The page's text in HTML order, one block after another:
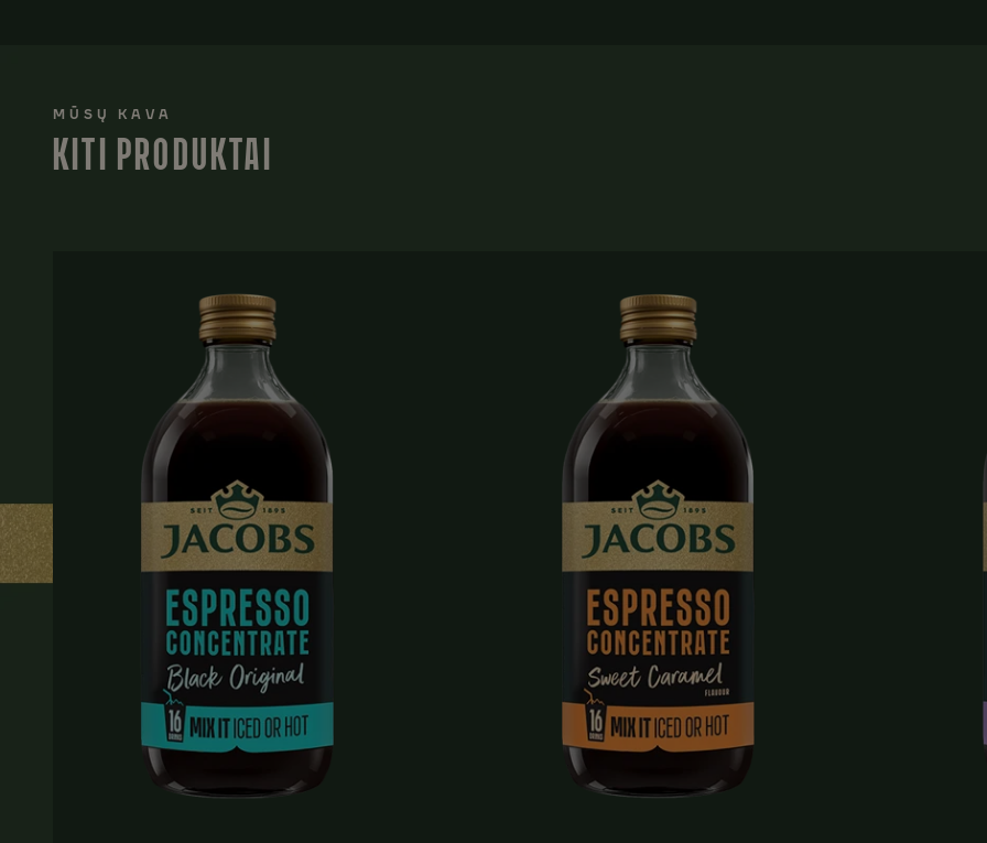
MŪSŲ KAVA
KITI PRODUKTAI